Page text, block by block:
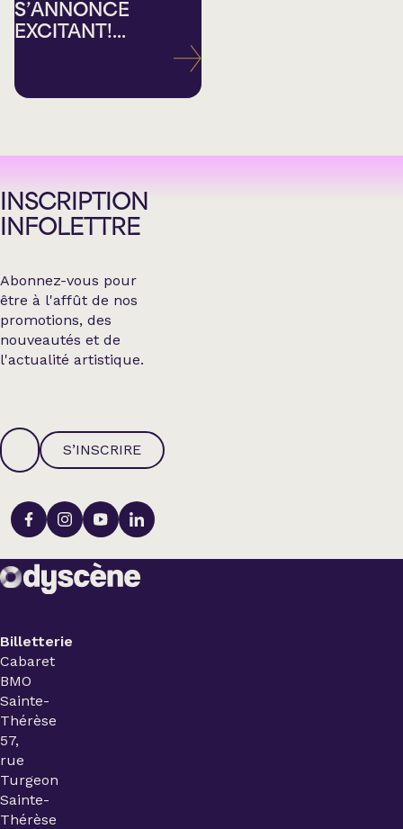
S’ANNONCE
EXCITANT!...
INSCRIPTION
INFOLETTRE
Abonnez-vous pour
être à l'affût de nos
promotions, des
nouveautés et de
l'actualité artistique.
S’INSCRIRE
Billetterie
Cabaret
BMO
Sainte-
Thérèse
57,
rue
Turgeon
Sainte-
Thérèse